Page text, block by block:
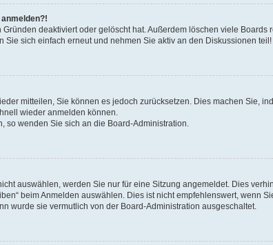
deaktiviert oder gelöscht hat. Außerdem löschen viele
sich einfach erneut und nehmen Sie aktiv an den Diskussionen teil!
mitteilen, Sie können es jedoch zurücksetzen. Dies machen Sie,
wieder anmelden können.
so wenden Sie sich an die Board-Administration.
auswählen, werden Sie nur für eine Sitzung angemeldet. Dies
beim Anmelden auswählen. Dies ist nicht empfehlenswert, wenn
wurde sie vermutlich von der Board-Administration ausgeschaltet.